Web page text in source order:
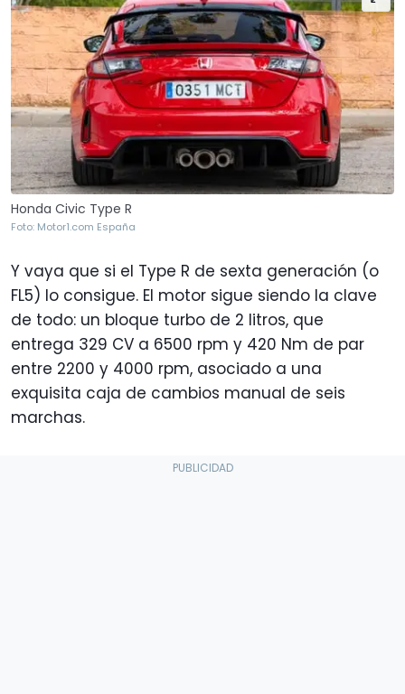
Honda Civic Type R
Foto: Motor1.com España
Y vaya que si el Type R de sexta generación (o
FL5) lo consigue. El motor sigue siendo la clave
de todo: un bloque turbo de 2 litros, que
entrega 329 CV a 6500 rpm y 420 Nm de par
entre 2200 y 4000 rpm, asociado a una
exquisita caja de cambios manual de seis
marchas.